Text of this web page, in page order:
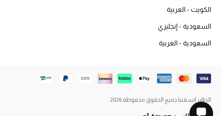
الكويت - العربية
السعودية - إنجليزي
السعودية - العربية
الطاير إنسغنيا جميع الحقوق محفوظة 2026